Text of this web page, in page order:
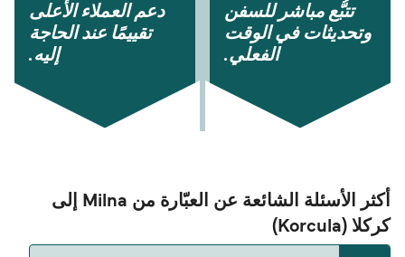
تتبُّع مباشر للسفن
وتحديثات في الوقت
الفعلي.
دعم العملاء الأعلى
تقييمًا عند الحاجة
إليه.
أكثر الأسئلة الشائعة عن العبّارة من Milna إلى
كركلا (Korcula)